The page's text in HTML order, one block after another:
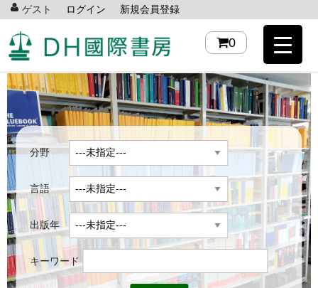
ゲスト ログイン 新規会員登録
0
分野
言語
出版年
キーワード